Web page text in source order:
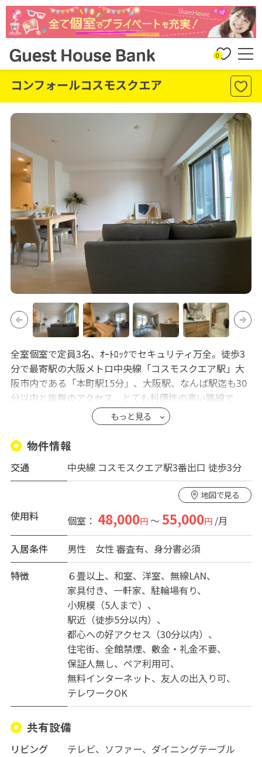
0
コンフォールコスモスクエア
全室個室で定員3名、ｵｰﾄﾛｯｸでセキュリティ万全。徒歩3
分で最寄駅の大阪メトロ中央線「コスモスクエア駅」大
阪市内である「本町駅15分」、大阪駅、なんば駅迄も30
分以内と抜群のアクセス。とても利便性の高い路線で
高級マンションの一室でまたインターネット無料です！
アクセス抜群、コストパフォーマンス抜群のシェアハウ
スで新生活をスタートしてみて下さい♪
■おすすめポイント
・IR、万博に一番近いシェアハウスです。セキュリティも
万全です
・一歩玄関を出ると広がるオーシャンビュー
・家具家電付きで初期費用を押えられます
もっと見る
物件情報
交通 中央線 コスモスクエア駅3番出口 徒歩3分
地図で見る
使用料 個室： 48,000円～55,000円/月
入居条件
男性 女性審査有、身分書必須
特徴
６畳以上 和室 洋室
無線LAN
家具付き
一軒家
駐輪場有り
小規模（5人まで）
駅近（徒歩5分以内）
都心への好アクセス（30分以内）
住宅街
全館禁煙
敷金・礼金不要
保証人無し
ペア利用可
無料インターネット
友人の出入り可
テレワークOK
共有設備
リビング
テレビ、ソファー、ダイニングテーブル